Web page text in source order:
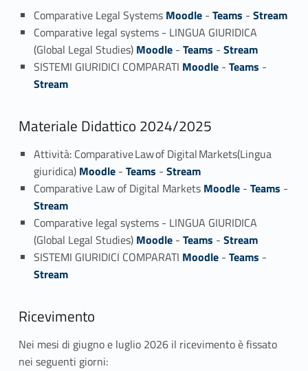
Comparative Legal Systems Moodle- Teams - Stream
Comparative legal systems - LINGUA GIURIDICA
(Global Legal Studies) Moodle- Teams - Stream
SISTEMI GIURIDICI COMPARATI Moodle- Teams -
Stream
Materiale Didattico 2024/2025
Attività: Comparative Law of Digital Markets(Lingua
giuridica) Moodle- Teams - Stream
Comparative Law of Digital Markets Moodle- Teams -
Stream
Comparative legal systems - LINGUA GIURIDICA
(Global Legal Studies) Moodle- Teams - Stream
SISTEMI GIURIDICI COMPARATI Moodle- Teams -
Stream
Ricevimento
Nei mesi di giugno e luglio 2026 il ricevimento è fissato
nei seguenti giorni: